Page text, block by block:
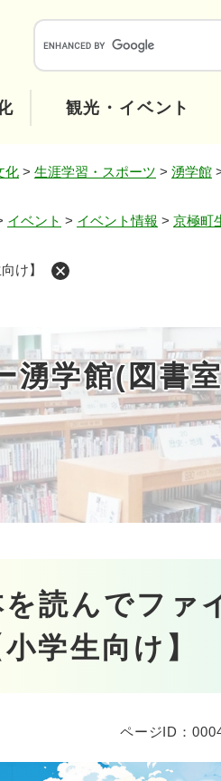
観光・イベント
化 > 生涯学習・スポーツ > 湧学館
イベント > イベント情報 > 京極町
け】
湧学館(図書
読んでファ
小学生向け】
ページID：